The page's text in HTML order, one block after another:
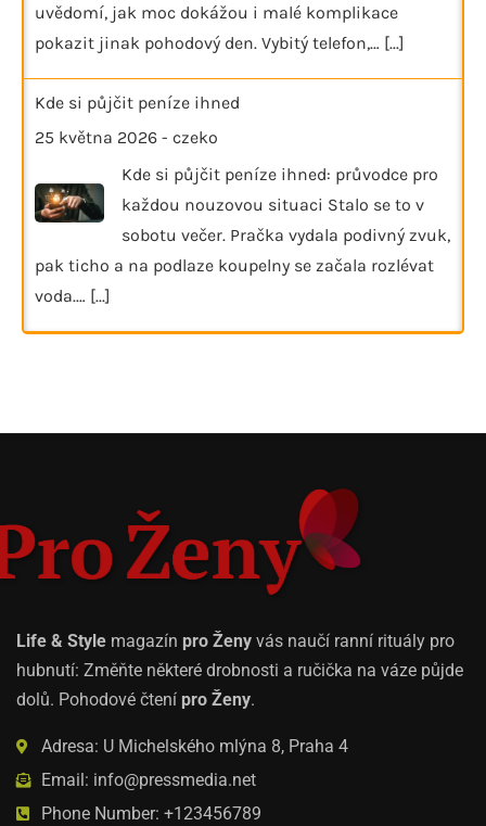
uvědomí, jak moc dokážou i malé komplikace
pokazit jinak pohodový den. Vybitý telefon,… [...]
Kde si půjčit peníze ihned
25 května 2026 - czeko
Kde si půjčit peníze ihned: průvodce pro
každou nouzovou situaci Stalo se to v
sobotu večer. Pračka vydala podivný zvuk,
pak ticho a na podlaze koupelny se začala rozlévat
voda.… [...]
Life & Style magazín pro Ženy vás naučí ranní rituály pro
hubnutí: Změňte některé drobnosti a ručička na váze půjde
dolů. Pohodové čtení pro Ženy.
Adresa: U Michelského mlýna 8, Praha 4
Email: info@pressmedia.net
Phone Number: +123456789